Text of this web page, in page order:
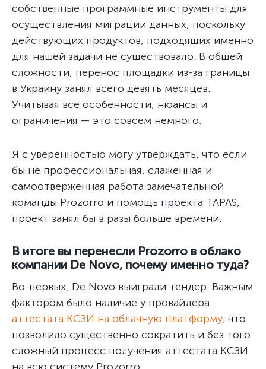
собственные программные инструменты для
осуществления миграции данных, поскольку
действующих продуктов, подходящих именно
для нашей задачи не существовало. В общей
сложности, перенос площадки из-за границы
в Украину занял всего девять месяцев.
Учитывая все особенности, нюансы и
ограничения — это совсем немного.
Я с уверенностью могу утверждать, что если
бы не профессиональная, слаженная и
самоотверженная работа замечательной
команды Prozorro и помощь проекта TAPAS,
проект занял бы в разы больше времени.
В итоге вы перенесли Prozorro в облако
компании De Novo, почему именно туда?
Во-первых, De Novo выиграли тендер. Важным
фактором было наличие у провайдера
аттестата КСЗИ на облачную платформу, что
позволило существенно сократить и без того
сложный процесс получения аттестата КСЗИ